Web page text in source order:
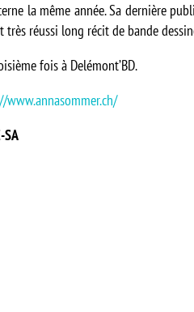
la même année. Sa dernière
réussi long récit de bande
fois à Delémont’BD.
www.annasommer.ch/
SA